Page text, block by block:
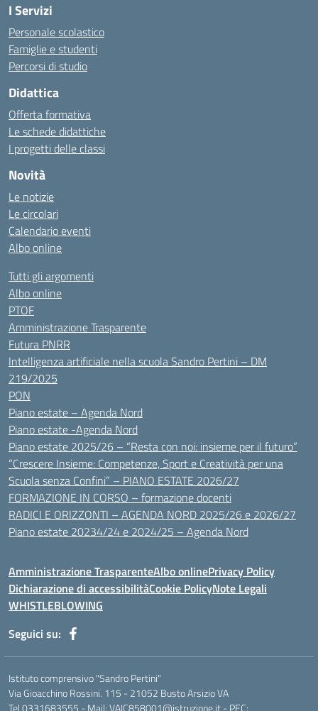
I Servizi
Personale scolastico
Famiglie e studenti
Percorsi di studio
Didattica
Offerta formativa
Le schede didattiche
I progetti delle classi
Novità
Le notizie
Le circolari
Calendario eventi
Albo online
Tutti gli argomenti
Albo online
PTOF
Amministrazione Trasparente
Futura PNRR
Intelligenza artificiale nella scuola Sandro Pertini – DM
219/2025
PON
Piano estate – Agenda Nord
Piano estate -Agenda Nord
Piano estate 2025/26 – “Resta con noi: insieme per il futuro”
“Crescere Insieme: Competenze, Sport e Creatività per una
Scuola senza Confini” – PIANO ESTATE 2026/27
FORMAZIONE IN CORSO – formazione docenti
RADICI E ORIZZONTI – AGENDA NORD 2025/26 e 2026/27
Piano estate 20234/24 e 2024/25 – Agenda Nord
Amministrazione TrasparenteAlbo onlinePrivacy Policy
Dichiarazione di accessibilitàCookie PolicyNote Legali
WHISTLEBLOWING
Seguici su:
Istituto comprensivo "Sandro Pertini"
Via Gioacchino Rossini. 115 - 21052 Busto Arsizio VA
Tel 0331683555 - Mail: VAIC858001@istruzione.it - PEC: